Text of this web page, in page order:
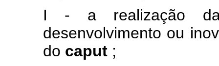
I - a realização
desenvolvimento ou
do caput ;